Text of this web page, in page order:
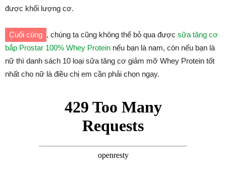
được khối lượng cơ.
Cuối cùng , chúng ta cũng không thể bỏ qua được sữa tăng cơ
bắp Prostar 100% Whey Protein nếu bạn là nam, còn nếu bạn là
nữ thì danh sách 10 loại sữa tăng cơ giảm mỡ Whey Protein tốt
nhất cho nữ là điều chị em cần phải chọn ngay.